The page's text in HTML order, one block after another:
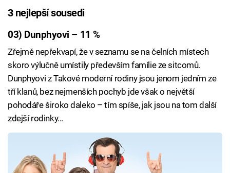
3 nejlepší sousedi
03) Dunphyovi – 11 %
Zřejmě nepřekvapí, že v seznamu se na čelních místech
skoro výlučně umístily především famílie ze sitcomů.
Dunphyovi z Takové moderní rodiny jsou jenom jedním ze
tří klanů, bez nejmenších pochyb jde však o největší
pohodáře široko daleko – tím spíše, jak jsou na tom další
zdejší rodinky...